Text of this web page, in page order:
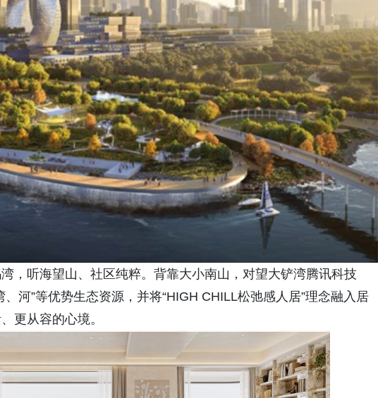
，听海望山、社区纯粹。背靠大小南山，对望大铲湾腾讯科技
河”等优势生态资源，并将“HIGH CHILL松弛感人居”理念融入居
更从容的心境。